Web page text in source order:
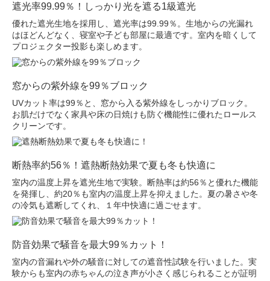
遮光率99.99％！しっかり光を遮る1級遮光
優れた遮光生地を採用し、遮光率は99.99％。生地からの光漏れ
はほどんどなく、寝室や子ども部屋に最適です。室内を暗くして
プロジェクター投影も楽しめます。
窓からの紫外線を99％ブロック
UVカット率は99％と、窓から入る紫外線をしっかりブロック。
お肌だけでなく家具や床の日焼けも防ぐ機能性に優れたロールス
クリーンです。
断熱率約56％！遮熱断熱効果で夏も冬も快適に
室内の温度上昇を遮光生地で実験。断熱率は約56％と優れた機能
を発揮し、約20％も室内の温度上昇を抑えました。夏の暑さや冬
の冷気も遮断してくれ、１年中快適に過ごせます。
防音効果で騒音を最大99％カット！
室内の音漏れや外の騒音に対しての遮音性試験を行いました。実
験からも室内の赤ちゃんの泣き声が小さく感じられることが証明